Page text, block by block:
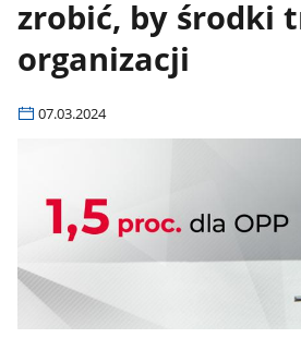
zrobić, by środki
organizacji
07.03.2024